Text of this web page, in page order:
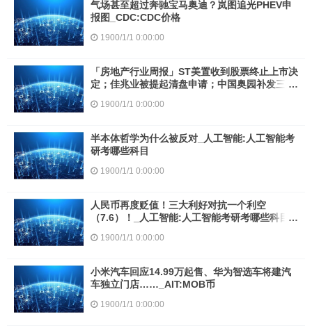
气场甚至超过奔驰宝马奥迪？岚图追光PHEV申
报图_CDC:CDC价格
1900/1/1 0:00:00
「房地产行业周报」ST美置收到股票终止上市决
定；佳兆业被提起清盘申请；中国奥园补发三份
_TOP:TOPTOP价格
1900/1/1 0:00:00
半本体哲学为什么被反对_人工智能:人工智能考
研考哪些科目
1900/1/1 0:00:00
人民币再度贬值！三大利好对抗一个利空
（7.6）！_人工智能:人工智能考研考哪些科目
1900/1/1 0:00:00
小米汽车回应14.99万起售、华为智选车将建汽
车独立门店……_AIT:MOB币
1900/1/1 0:00:00